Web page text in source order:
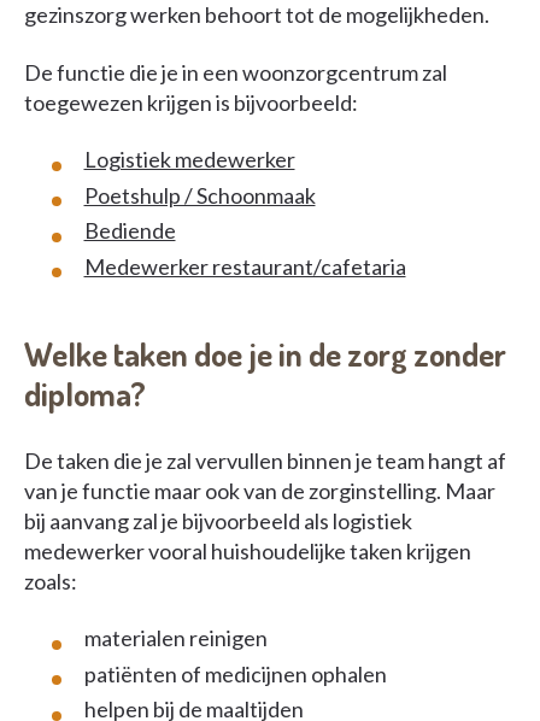
gezinszorg werken behoort tot de mogelijkheden.
De functie die je in een woonzorgcentrum zal
toegewezen krijgen is bijvoorbeeld:
Logistiek medewerker
Poetshulp / Schoonmaak
Bediende
Medewerker restaurant/cafetaria
Welke taken doe je in de zorg zonder
diploma?
De taken die je zal vervullen binnen je team hangt af
van je functie maar ook van de zorginstelling. Maar
bij aanvang zal je bijvoorbeeld als logistiek
medewerker vooral huishoudelijke taken krijgen
zoals:
materialen reinigen
patiënten of medicijnen ophalen
helpen bij de maaltijden